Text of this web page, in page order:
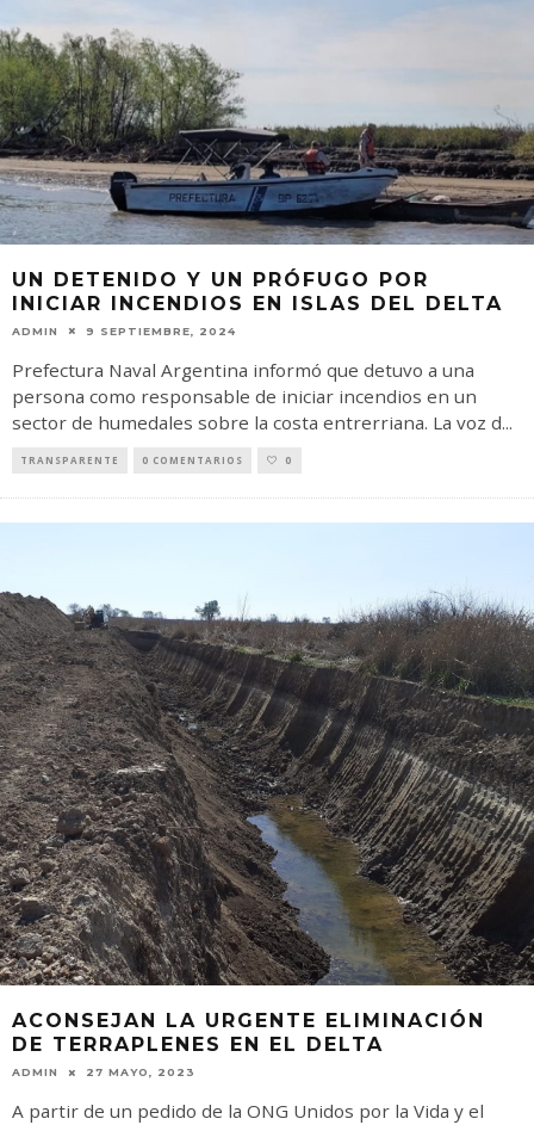
UN DETENIDO Y UN PRÓFUGO POR
INICIAR INCENDIOS EN ISLAS DEL DELTA
ADMIN 9 SEPTIEMBRE, 2024
Prefectura Naval Argentina informó que detuvo a una
persona como responsable de iniciar incendios en un
sector de humedales sobre la costa entrerriana. La voz d...
TRANSPARENTE 0 COMENTARIOS 0
ACONSEJAN LA URGENTE ELIMINACIÓN
DE TERRAPLENES EN EL DELTA
ADMIN 27 MAYO, 2023
A partir de un pedido de la ONG Unidos por la Vida y el